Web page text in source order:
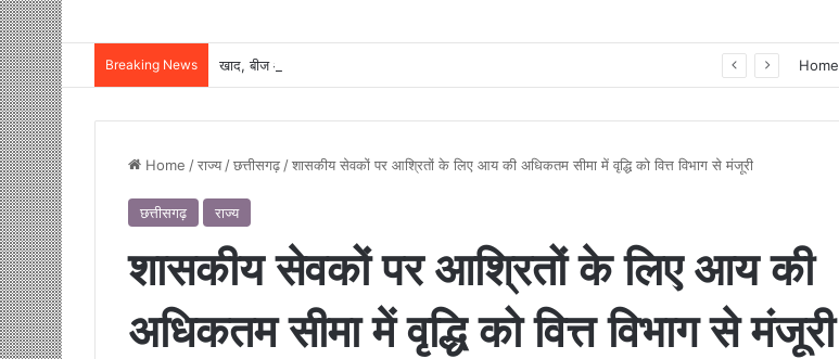
Breaking News Home
Home /राज्य /छत्तीसगढ़ /शासकीय सेवकों पर आश्रितों के लिए आय की अधिकतम सीमा में वृद्धि को वित्त विभाग से मंजूरी
छत्तीसगढ़ राज्य
शासकीय सेवकों पर आश्रितों के लिए आय की
अधिकतम सीमा में वृद्धि को वित्त विभाग से मंजूरी